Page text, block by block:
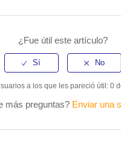
¿Fue útil este artículo?
a los que les pareció útil: 0
más preguntas? Enviar una